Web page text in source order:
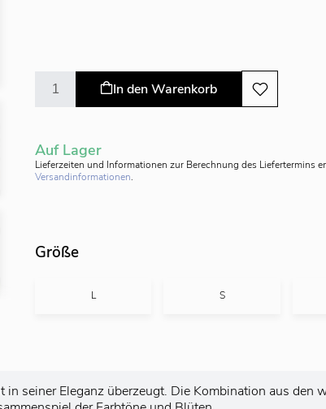
In den Warenkorb
Auf Lager
Lieferzeiten und Informationen zur Berechnung des Liefertermins
Versandinformationen.
Größe
L S
seiner Eleganz überzeugt. Die Kombination aus den